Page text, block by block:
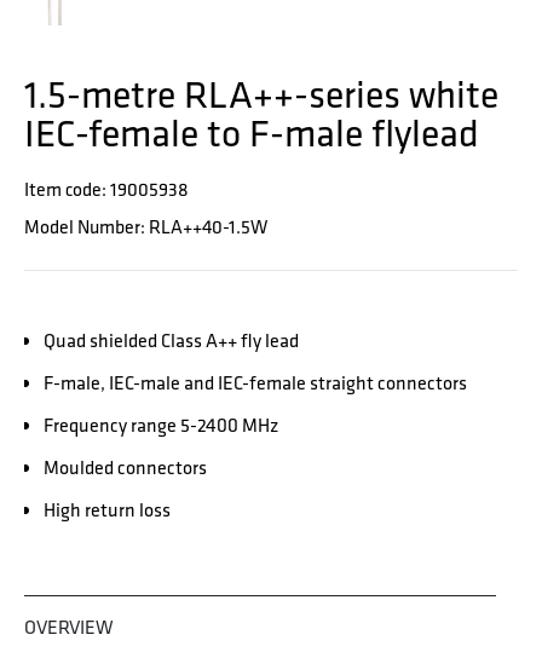
1.5-metre RLA++-series white
IEC-female to F-male flylead
Item code: 19005938
Model Number: RLA++40-1.5W
Quad shielded Class A++ fly lead
F-male, IEC-male and IEC-female straight connectors
Frequency range 5-2400 MHz
Moulded connectors
High return loss
OVERVIEW